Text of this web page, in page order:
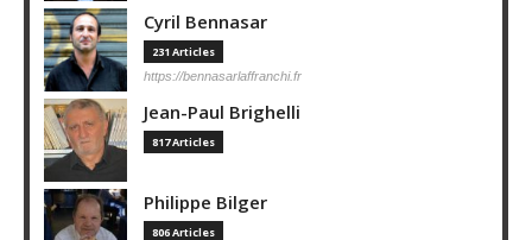
Cyril Bennasar
231 Articles
https://bennasarlaffranchi.fr
Jean-Paul Brighelli
817 Articles
Philippe Bilger
806 Articles